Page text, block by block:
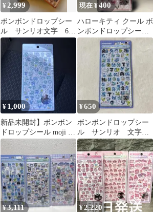
¥ 2,999
ボンボンドロップシー
ル サンリオ文字 6点
セット
現在 ¥400
ハローキティ クール ボ
ンボンドロップシール
もじ サンリオ シール
¥ 1,000
新品未開封】ボンボン
ドロップシール moji ポ
チャッコ サンリオ
¥650
ボンボンドロップシー
ル サンリオ 文字
はぴだんぶい シール
¥3,111 ¥2,220